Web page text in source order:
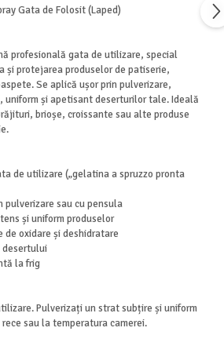
Gata de Folosit (Laped)
profesională gata de utilizare, special
și protejarea produselor de patiserie,
Se aplică ușor prin pulverizare,
uniform și apetisant deserturilor tale. Ideală
brioșe, croissante sau alte produse
de utilizare („gelatina a spruzzo pronta
sau cu pensula
și uniform produselor
oxidare și deshidratare
la frig
Pulverizați un strat subțire și uniform
sau la temperatura camerei.